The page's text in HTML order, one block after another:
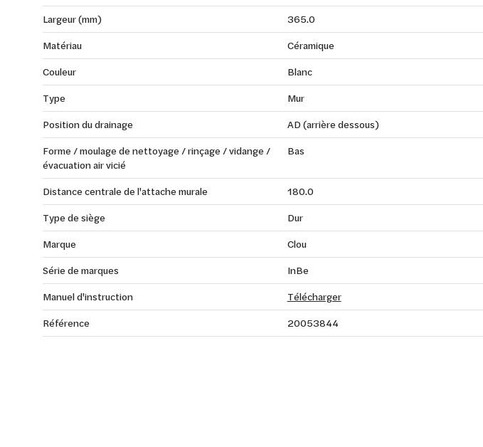
Largeur (mm)
365.0
Matériau
Céramique
Couleur
Blanc
Type
Mur
Position du drainage
AD (arrière dessous)
Forme / moulage de nettoyage / rinçage / vidange /
évacuation air vicié
Bas
Distance centrale de l'attache murale
180.0
Type de siège
Dur
Marque
Clou
Série de marques
InBe
Manuel d'instruction
Télécharger
Référence
20053844